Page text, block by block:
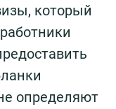
который
определяют